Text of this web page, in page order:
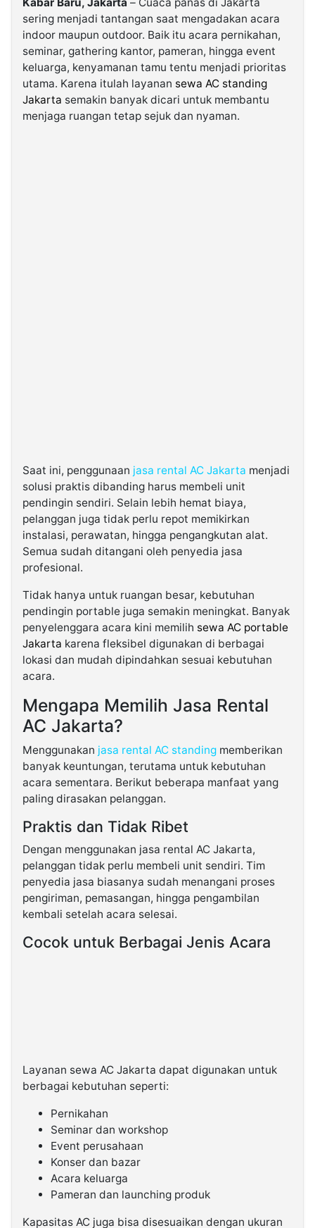
Media
sering menjadi tantangan saat mengadakan acara
indoor maupun outdoor. Baik itu acara pernikahan,
seminar, gathering kantor, pameran, hingga event
keluarga, kenyamanan tamu tentu menjadi prioritas
utama. Karena itulah layanan sewa AC standing
Jakarta semakin banyak dicari untuk membantu
menjaga ruangan tetap sejuk dan nyaman.
Saat ini, penggunaan jasa rental AC Jakarta menjadi
solusi praktis dibanding harus membeli unit
pendingin sendiri. Selain lebih hemat biaya,
pelanggan juga tidak perlu repot memikirkan
instalasi, perawatan, hingga pengangkutan alat.
Semua sudah ditangani oleh penyedia jasa
profesional.
Tidak hanya untuk ruangan besar, kebutuhan
pendingin portable juga semakin meningkat. Banyak
penyelenggara acara kini memilih sewa AC portable
Jakarta karena fleksibel digunakan di berbagai
lokasi dan mudah dipindahkan sesuai kebutuhan
acara.
Mengapa Memilih Jasa Rental
AC Jakarta?
Menggunakan jasa rental AC standing memberikan
banyak keuntungan, terutama untuk kebutuhan
acara sementara. Berikut beberapa manfaat yang
paling dirasakan pelanggan.
Praktis dan Tidak Ribet
Dengan menggunakan jasa rental AC Jakarta,
pelanggan tidak perlu membeli unit sendiri. Tim
penyedia jasa biasanya sudah menangani proses
pengiriman, pemasangan, hingga pengambilan
kembali setelah acara selesai.
Cocok untuk Berbagai Jenis Acara
Layanan sewa AC Jakarta dapat digunakan untuk
berbagai kebutuhan seperti:
Pernikahan
Seminar dan workshop
Event perusahaan
Konser dan bazar
Acara keluarga
Pameran dan launching produk
Kapasitas AC juga bisa disesuaikan dengan ukuran